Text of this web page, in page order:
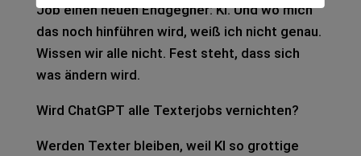
Job einen neuen End­geg­ner: KI. Und wo mich
das noch hin­füh­ren wird, weiß ich nicht genau.
Wis­sen wir alle nicht. Fest steht, dass sich
was ändern wird.
Wird ChatGPT alle Tex­terjobs ver­nich­ten?
Wer­den Tex­ter blei­ben, weil KI so grot­ti­ge